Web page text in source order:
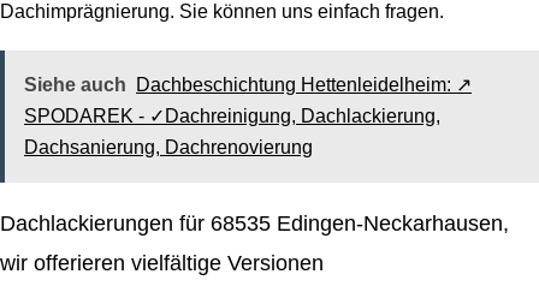
Dachimprägnierung. Sie können uns einfach fragen.
Siehe auch
Dachbeschichtung Hettenleidelheim: ↗️
SPODAREK - ✓Dachreinigung, Dachlackierung,
Dachsanierung, Dachrenovierung
Dachlackierungen für 68535 Edingen-Neckarhausen,
wir offerieren vielfältige Versionen